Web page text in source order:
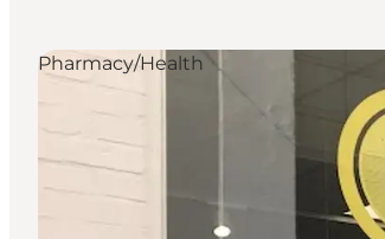
Pharmacy/Health